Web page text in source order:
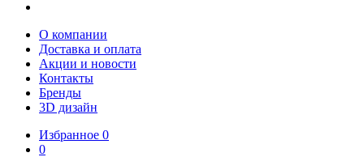
О компании
Доставка и оплата
Акции и новости
Контакты
Бренды
3D дизайн
Избранное 0
0